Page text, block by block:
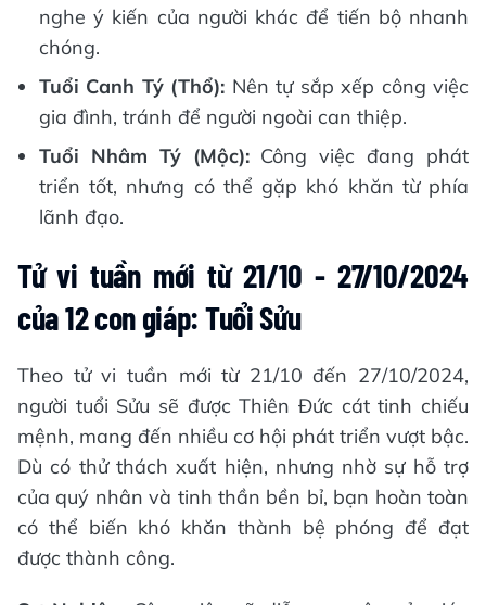
nghe ý kiến của người khác để tiến bộ nhanh
chóng.
Tuổi Canh Tý (Thổ): Nên tự sắp xếp công việc
gia đình, tránh để người ngoài can thiệp.
Tuổi Nhâm Tý (Mộc):Công việc đang phát
triển tốt, nhưng có thể gặp khó khăn từ phía
lãnh đạo.
Tử vi tuần mới từ 21/10 - 27/10/2024
của 12 con giáp: Tuổi Sửu
Theo tử vi tuần mới từ 21/10 đến 27/10/2024,
người tuổi Sửu sẽ được Thiên Đức cát tinh chiếu
mệnh, mang đến nhiều cơ hội phát triển vượt bậc.
Dù có thử thách xuất hiện, nhưng nhờ sự hỗ trợ
của quý nhân và tinh thần bền bỉ, bạn hoàn toàn
có thể biến khó khăn thành bệ phóng để đạt
được thành công.